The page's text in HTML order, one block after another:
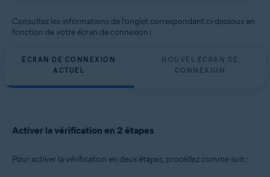
Consultez les informations de l'onglet correspondant ci-dessous en
fonction de votre écran de connexion :
ÉCRAN DE CONNEXION
ACTUEL
NOUVEL ÉCRAN DE
CONNEXION
Activer la vérification en 2 étapes
Pour activer la vérification en deux étapes, procédez comme suit :